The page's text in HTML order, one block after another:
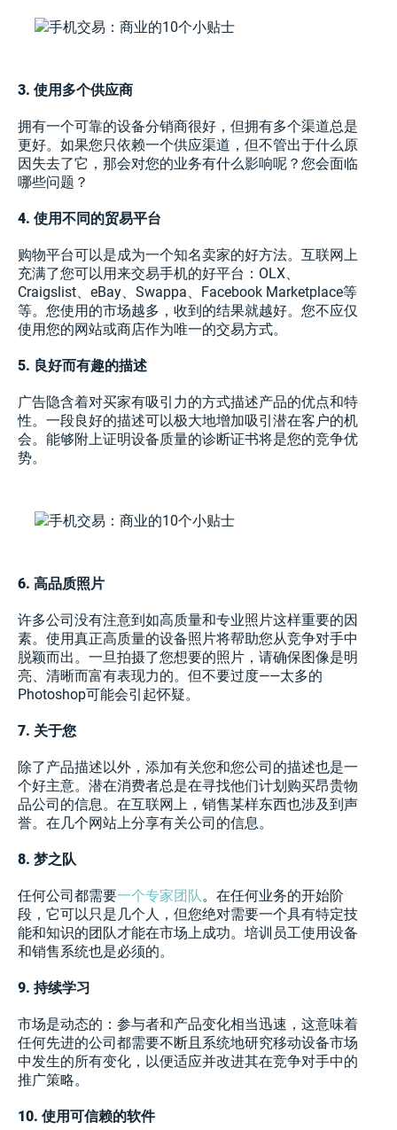
3. 使用多个供应商
拥有一个可靠的设备分销商很好，但拥有多个渠道总是
更好。如果您只依赖一个供应渠道，但不管出于什么原
因失去了它，那会对您的业务有什么影响呢？您会面临
哪些问题？
4. 使用不同的贸易平台
购物平台可以是成为一个知名卖家的好方法。互联网上
充满了您可以用来交易手机的好平台：OLX、
Craigslist、eBay、Swappa、Facebook Marketplace等
等。您使用的市场越多，收到的结果就越好。您不应仅
使用您的网站或商店作为唯一的交易方式。
5. 良好而有趣的描述
广告隐含着对买家有吸引力的方式描述产品的优点和特
性。一段良好的描述可以极大地增加吸引潜在客户的机
会。能够附上证明设备质量的诊断证书将是您的竞争优
势。
6. 高品质照片
许多公司没有注意到如高质量和专业照片这样重要的因
素。使用真正高质量的设备照片将帮助您从竞争对手中
脱颖而出。一旦拍摄了您想要的照片，请确保图像是明
亮、清晰而富有表现力的。但不要过度——太多的
Photoshop可能会引起怀疑。
7. 关于您
除了产品描述以外，添加有关您和您公司的描述也是一
个好主意。潜在消费者总是在寻找他们计划购买昂贵物
品公司的信息。在互联网上，销售某样东西也涉及到声
誉。在几个网站上分享有关公司的信息。
8. 梦之队
任何公司都需要一个专家团队。在任何业务的开始阶
段，它可以只是几个人，但您绝对需要一个具有特定技
能和知识的团队才能在市场上成功。培训员工使用设备
和销售系统也是必须的。
9. 持续学习
市场是动态的：参与者和产品变化相当迅速，这意味着
任何先进的公司都需要不断且系统地研究移动设备市场
中发生的所有变化，以便适应并改进其在竞争对手中的
推广策略。
10. 使用可信赖的软件